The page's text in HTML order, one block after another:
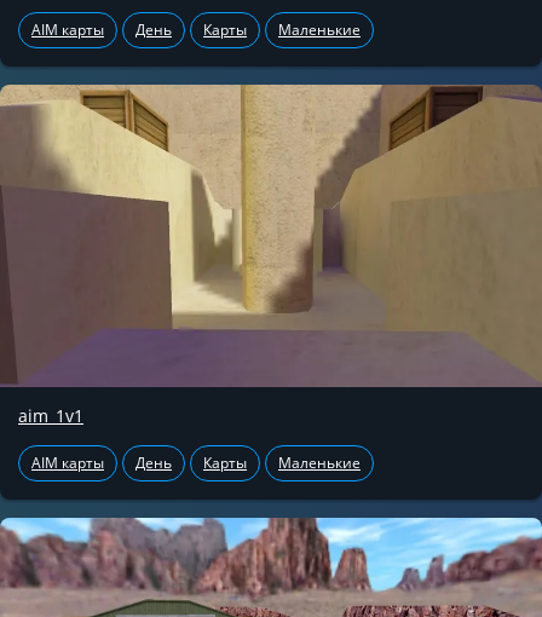
AIM карты День Карты Маленькие
aim_1v1
AIM карты День Карты Маленькие